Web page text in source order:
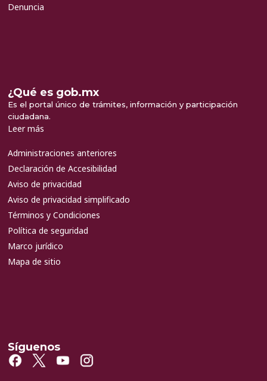
Denuncia
¿Qué es gob.mx
Es el portal único de trámites, información y participación
ciudadana.
Leer más
Administraciones anteriores
Declaración de Accesibilidad
Aviso de privacidad
Aviso de privacidad simplificado
Términos y Condiciones
Política de seguridad
Marco jurídico
Mapa de sitio
Síguenos